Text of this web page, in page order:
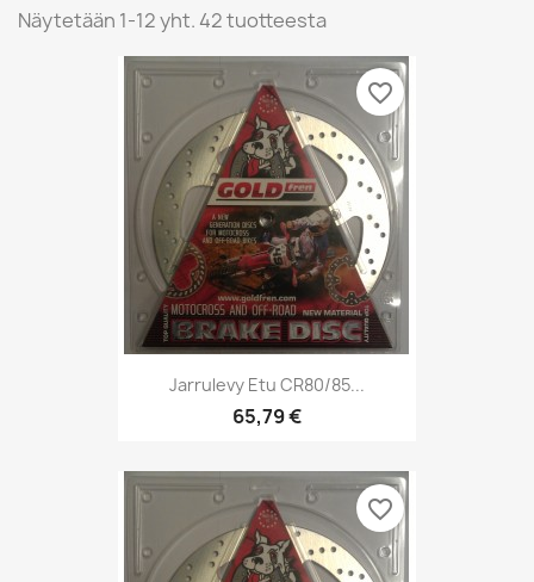
Näytetään 1-12 yht. 42 tuotteesta
Jarrulevy Etu CR80/85...
65,79 €
favorite_border
favorite_border